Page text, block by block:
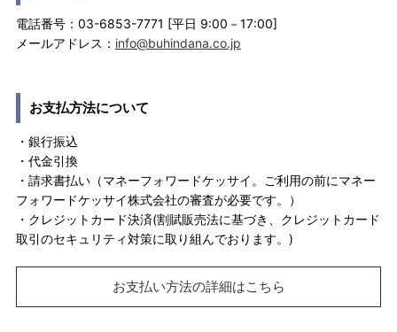
電話番号：03-6853-7771 [平日 9:00－17:00]
メールアドレス： info@buhindana.co.jp
お支払方法について
・銀行振込
・代金引換
・請求書払い（マネーフォワードケッサイ。ご利用の前にマネー
フォワードケッサイ株式会社の審査が必要です。）
・クレジットカード決済(割賦販売法に基づき、クレジットカード
取引のセキュリティ対策に取り組んでおります。)
お支払い方法の詳細はこちら